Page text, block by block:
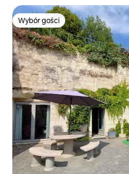
Wybór gości
Wybór gości